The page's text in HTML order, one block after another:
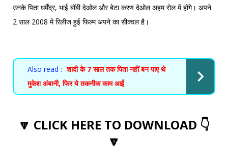
उनके पिता धर्मेंद्र, भाई बॉबी देओल और बेटा करण देओल अहम रोल में होंगे। अपने
2 साल 2008 में रिलीज हुई फिल्म अपने का सीक्वल है।
Also read : शादी के 7 साल तक पिता नहीं बन पाए थे
मुकेश अंबानी, फिर ये तकनीक काम आईं
🔽 CLICK HERE TO DOWNLOAD 👇
🔽